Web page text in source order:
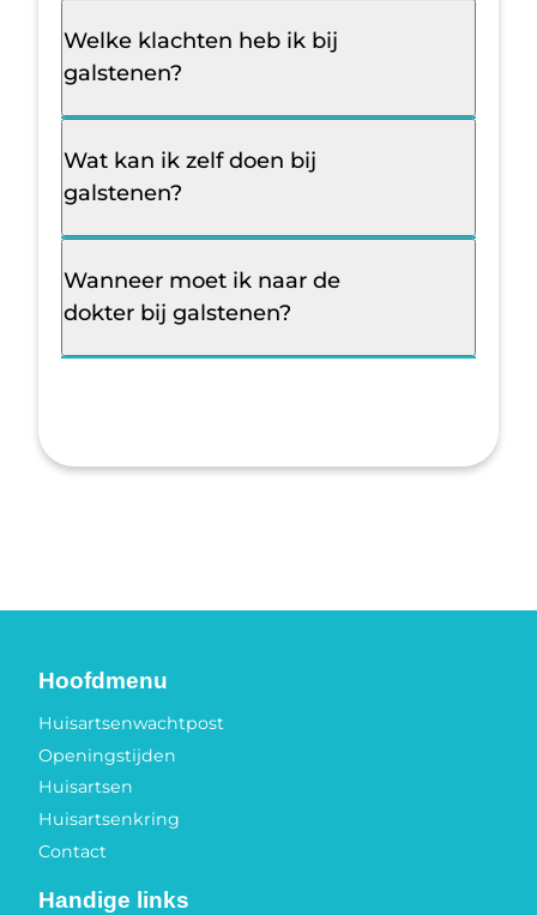
Welke klachten heb ik bij
galstenen?
Wat kan ik zelf doen bij
galstenen?
Wanneer moet ik naar de
dokter bij galstenen?
Hoofdmenu
Huisartsenwachtpost
Openingstijden
Huisartsen
Huisartsenkring
Contact
Handige links